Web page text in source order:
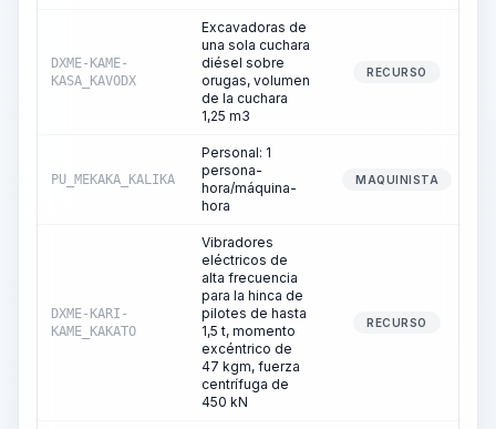
DXME-KAME-
KASA_KAVODX
Excavadoras de
una sola cuchara
diésel sobre
orugas, volumen
de la cuchara
1,25 m3
RECURSO
PU_MEKAKA_KALIKA
Personal: 1
persona-
hora/máquina-
hora
MAQUINISTA
DXME-KARI-
KAME_KAKATO
Vibradores
eléctricos de
alta frecuencia
para la hinca de
pilotes de hasta
1,5 t, momento
excéntrico de
47 kgm, fuerza
centrífuga de
450 kN
RECURSO